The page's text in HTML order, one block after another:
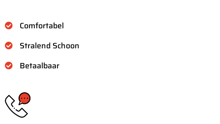
Comfortabel
Stralend Schoon
Betaalbaar